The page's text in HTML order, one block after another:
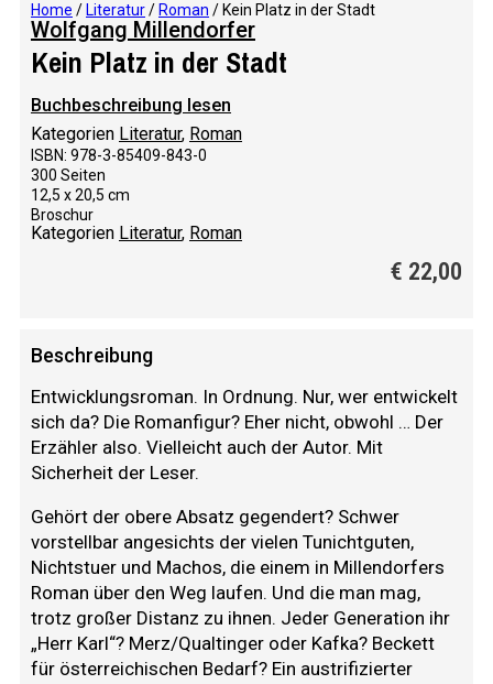
Home / Literatur/ Roman / Kein Platz in der Stadt
Wolfgang Millendorfer
Kein Platz in der Stadt
Buchbeschreibung lesen
Kategorien Literatur, Roman
ISBN: 978-3-85409-843-0
300 Seiten
12,5 x 20,5 cm
Broschur
Kategorien Literatur, Roman
€ 22,00
Beschreibung
Entwicklungsroman. In Ordnung. Nur, wer entwickelt
sich da? Die Romanfigur? Eher nicht, obwohl … Der
Erzähler also. Vielleicht auch der Autor. Mit
Sicherheit der Leser.
Gehört der obere Absatz gegendert? Schwer
vorstellbar angesichts der vielen Tunichtguten,
Nichtstuer und Machos, die einem in Millendorfers
Roman über den Weg laufen. Und die man mag,
trotz großer Distanz zu ihnen. Jeder Generation ihr
„Herr Karl“? Merz/Qualtinger oder Kafka? Beckett
für österreichischen Bedarf? Ein austrifizierter